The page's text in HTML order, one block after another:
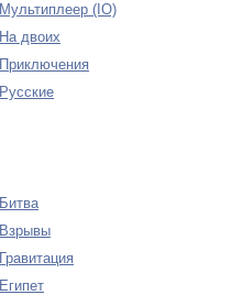
Мультиплеер (IO)
На двоих
Приключения
Русские
Битва
Взрывы
Гравитация
Египет